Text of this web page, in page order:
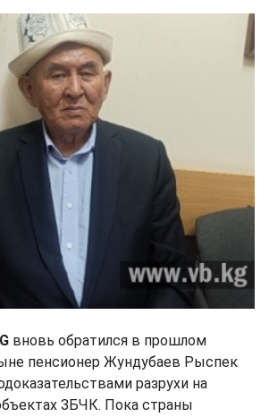
вновь обратился в прошлом
пенсионер Жундубаев Рыспек
разрухи на
ЗБЧК. Пока страны